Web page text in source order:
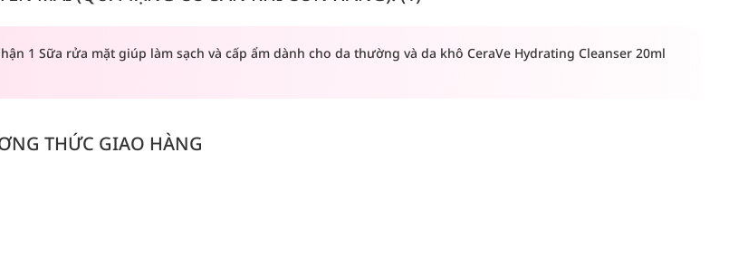
1 Sữa rửa mặt giúp làm sạch và cấp ẩm dành cho da thường và da khô CeraVe Hydrating Cleanser 20ml
THỨC GIAO HÀNG